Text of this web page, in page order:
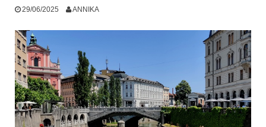
29/06/2025 ANNIKA